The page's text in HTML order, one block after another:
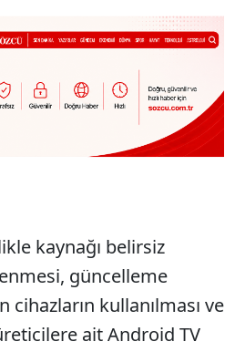
kaynağı belirsiz
güncelleme
kullanılması ve
ait Android TV